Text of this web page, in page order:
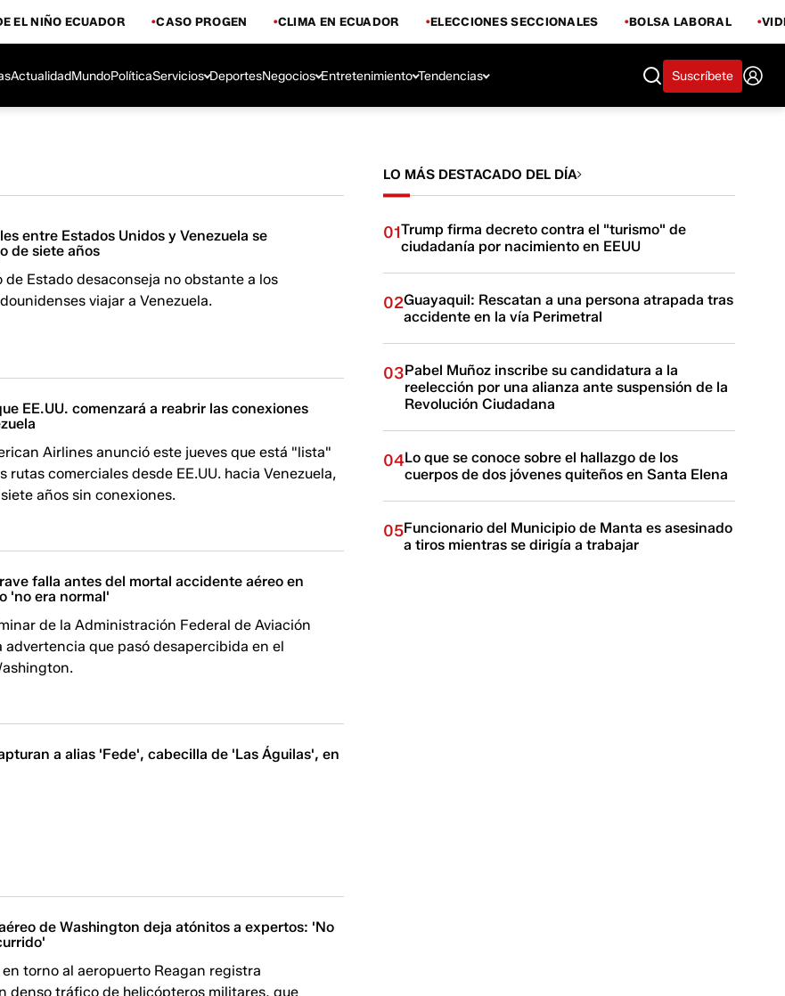
EL NIÑO ECUADOR CASO PROGEN CLIMA EN ECUADOR ELECCIONES SECCIONALES BOLSA LABORAL
ActualidadMundoPolíticaServicios DeportesNegocios Entretenimiento Tendencias Suscríbete
entre Estados Unidos y Venezuela se
de siete años
de Estado desaconseja no obstante a los
viajar a Venezuela.
EE.UU. comenzará a reabrir las conexiones
Airlines anunció este jueves que está "lista"
rutas comerciales desde EE.UU. hacia Venezuela,
años sin conexiones.
falla antes del mortal accidente aéreo en
'no era normal'
de la Administración Federal de Aviación
advertencia que pasó desapercibida en el
a alias 'Fede', cabecilla de 'Las Águilas', en
de Washington deja atónitos a expertos: 'No
en torno al aeropuerto Reagan registra
denso tráfico de helicópteros militares, que
LO MÁS DESTACADO DEL DÍA
01Trump firma decreto contra el "turismo" de
ciudadanía por nacimiento en EEUU
02Guayaquil: Rescatan a una persona atrapada tras
accidente en la vía Perimetral
03Pabel Muñoz inscribe su candidatura a la
reelección por una alianza ante suspensión de la
Revolución Ciudadana
04Lo que se conoce sobre el hallazgo de los
cuerpos de dos jóvenes quiteños en Santa Elena
05Funcionario del Municipio de Manta es asesinado
a tiros mientras se dirigía a trabajar